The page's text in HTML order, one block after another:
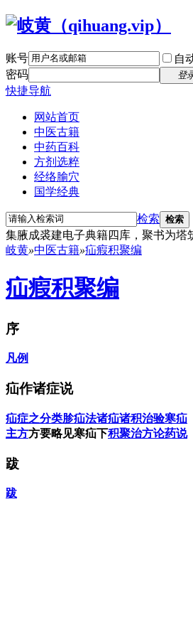
账号 自
密码
登
快捷导航
网站首页
中医古籍
中药百科
方剂选粹
经络腧穴
国学经典
检索 检索
集腋成裘建电子典籍四库，聚书为塔
岐黄»中医古籍»疝瘕积聚编
疝瘕积聚编
序
凡例
疝作诸症说
疝症之分类胗疝法诸疝诸积治验寒疝
主方方要略见寒疝下积聚治方论药说
跋
跋